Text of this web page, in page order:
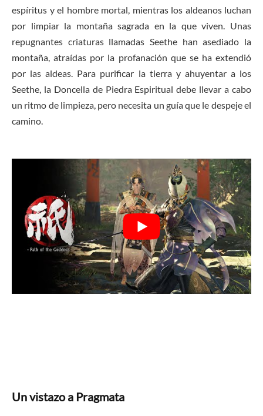
espíritus y el hombre mortal, mientras los aldeanos luchan
por limpiar la montaña sagrada en la que viven. Unas
repugnantes criaturas llamadas Seethe han asediado la
montaña, atraídas por la profanación que se ha extendió
por las aldeas. Para purificar la tierra y ahuyentar a los
Seethe, la Doncella de Piedra Espiritual debe llevar a cabo
un ritmo de limpieza, pero necesita un guía que le despeje el
camino.
Un vistazo a Pragmata